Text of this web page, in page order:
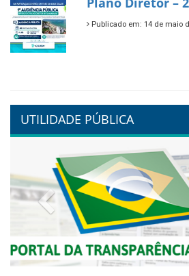
🌿🚤 Semana
Ambiente em
alinhamento
Conecta+
NOTA DE PESAR
Publicado em: 9 de junho
Plano Diretor –
Publicado em: 14 de maio